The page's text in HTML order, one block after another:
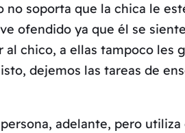
soporta que la chica le
ofendido ya que él se
chico, a ellas tampoco
dejemos las tareas de
adelante, pero